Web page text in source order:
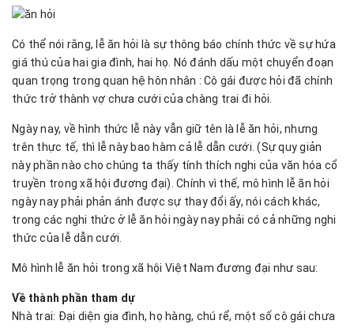
Có thể nói rằng, lễ ăn hỏi là sự thông báo chính thức về sự hứa
giá thú của hai gia đình, hai họ. Nó đánh dấu một chuyển đoạn
quan trọng trong quan hệ hôn nhân : Cô gái được hỏi đã chính
thức trở thành vợ chưa cưới của chàng trai đi hỏi.
Ngày nay, về hình thức lễ này vẫn giữ tên là lễ ăn hỏi, nhưng
trên thực tế, thì lễ này bao hàm cả lễ dẫn cưới. (Sự quy giản
này phần nào cho chúng ta thấy tính thích nghi của văn hóa cổ
truyền trong xã hội đương đại). Chính vì thế, mô hình lễ ăn hỏi
ngày nay phải phản ánh được sự thay đổi ấy, nói cách khác,
trong các nghi thức ở lễ ăn hỏi ngày nay phải có cả những nghi
thức của lễ dẫn cưới.
Mô hình lễ ăn hỏi trong xã hội Việt Nam đương đại như sau:
Về thành phần tham dự
Nhà trai: Đại diện gia đình, họ hàng, chú rể, một số cô gái chưa